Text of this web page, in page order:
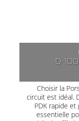
0-
Choisir la
circuit est idéal.
PDK rapide
essentielle